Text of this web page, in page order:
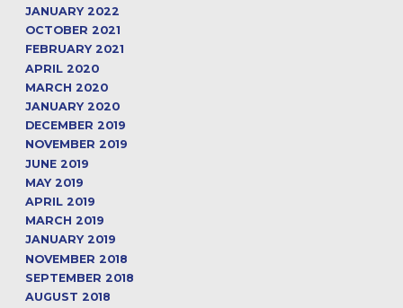
JANUARY 2022
OCTOBER 2021
FEBRUARY 2021
APRIL 2020
MARCH 2020
JANUARY 2020
DECEMBER 2019
NOVEMBER 2019
JUNE 2019
MAY 2019
APRIL 2019
MARCH 2019
JANUARY 2019
NOVEMBER 2018
SEPTEMBER 2018
AUGUST 2018